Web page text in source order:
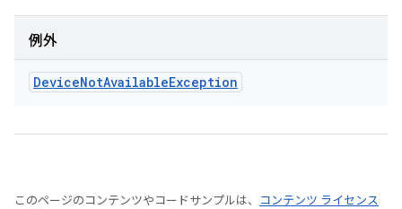
例外
DeviceNotAvailableException
このページのコンテンツやコードサンプルは、
コンテンツ ライセンス